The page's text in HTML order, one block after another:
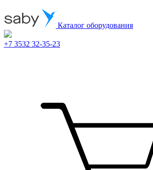
Каталог оборудования
+7 3532 32-35-23